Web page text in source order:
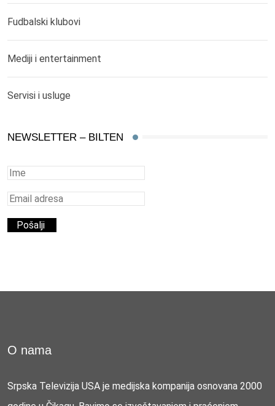
Fudbalski klubovi
Mediji i entertainment
Servisi i usluge
NEWSLETTER – BILTEN
O nama
Srpska Televizija USA je medijska kompanija osnovana 2000